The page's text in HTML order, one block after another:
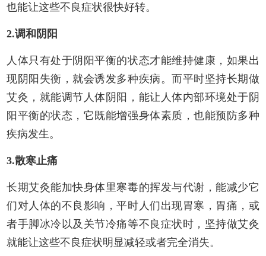
也能让这些不良症状很快好转。
2.调和阴阳
人体只有处于阴阳平衡的状态才能维持健康，如果出
现阴阳失衡，就会诱发多种疾病。而平时坚持长期做
艾灸，就能调节人体阴阳，能让人体内部环境处于阴
阳平衡的状态，它既能增强身体素质，也能预防多种
疾病发生。
3.散寒止痛
长期艾灸能加快身体里寒毒的挥发与代谢，能减少它
们对人体的不良影响，平时人们出现胃寒，胃痛，或
者手脚冰冷以及关节冷痛等不良症状时，坚持做艾灸
就能让这些不良症状明显减轻或者完全消失。